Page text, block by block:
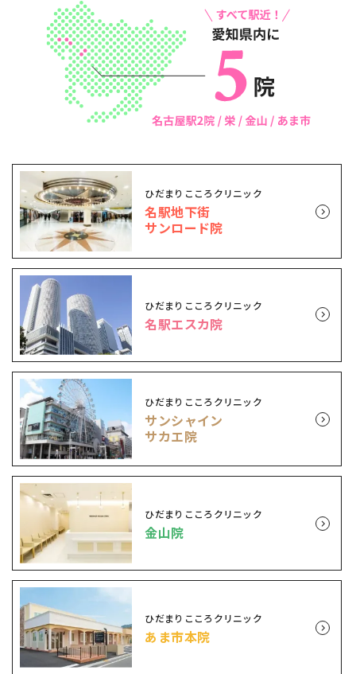
ひだまりこころクリニック
名駅地下街
サンロード院
ひだまりこころクリニック
名駅エスカ院
ひだまりこころクリニック
サンシャイン
サカエ院
ひだまりこころクリニック
金山院
ひだまりこころクリニック
あま市本院